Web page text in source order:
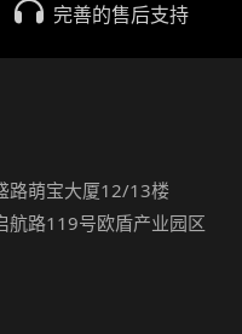
完善的售后支持
路萌宝大厦12/13楼
航路119号欧盾产业园区